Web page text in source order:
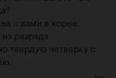
с вами в корне.
разряда
твердую четверку с